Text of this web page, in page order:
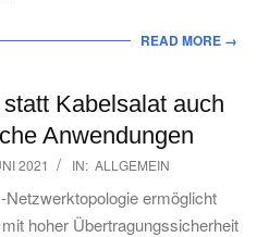
READ MORE →
Kabelsalat auch
Anwendungen
2021 IN: ALLGEMEIN
ermöglicht
hoher Übertragungssicherheit